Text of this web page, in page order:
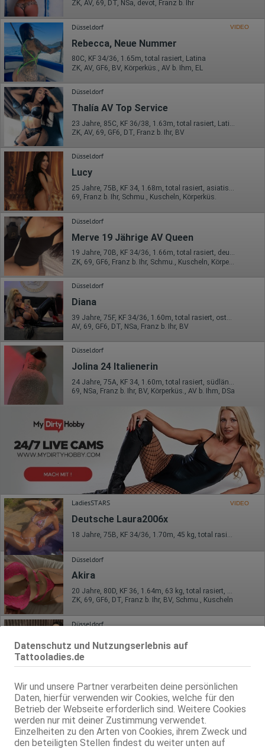
Datenschutz und Nutzungserlebnis auf
Tattooladies.de
Wir und unsere Partner verarbeiten deine persönlichen
Daten, hierfür verwenden wir Cookies, welche für den
Betrieb der Webseite erforderlich sind. Weitere Cookies
werden nur mit deiner Zustimmung verwendet.
Einzelheiten zu den Arten von Cookies, ihrem Zweck und
den beteiligten Stellen findest du weiter unten auf
ZK, AV, 69, DT, NSa, devot, Franz b. Ihr
Düsseldorf VIDEO
Rebecca, Neue Nummer
80C, KF 34/36, 1.65m, total rasiert, Latina
ZK, AV, GF6, BV, Körperküs., AV b. Ihm, EL
Düsseldorf
Thalía AV Top Service
ZK, AV, 69, GF6, DT, Franz b. Ihr, BV
Düsseldorf
Lucy
25 Jahre, 75B, KF 34, 1.68m, total rasiert, asiatisch
69, Franz b. Ihr, Schmu., Kuscheln, Körperküs.
Düsseldorf
Merve 19 Jährige AV Queen
19 Jahre, 70B, KF 34/36, 1.66m, total rasiert, deutsch
Düsseldorf
Diana
AV, 69, GF6, DT, NSa, Franz b. Ihr, BV
Düsseldorf
Jolina 24 Italienerin
24 Jahre, 75A, KF 34, 1.60m, total rasiert, südländisch
69, NSa, Franz b. Ihr, BV, Körperküs., AV b. Ihm, DSa
LadiesSTARS VIDEO
Deutsche Laura2006x
18 Jahre, 75B, KF 34/36, 1.70m, 45 kg, total rasiert, deutsch
Düsseldorf
Akira
20 Jahre, 80D, KF 36, 1.64m, 63 kg, total rasiert, asiatisch
ZK, 69, GF6, DT, Franz b. Ihr, BV, Schmu., Kuscheln
Düsseldorf
Linda
ZK, AV, 69, GF6, DT, NSa, NSp
Düsseldorf
Amoreisabel Besuchbar/Buero/Haus/Hotelbesuche
ZK, 69, GF6, NSa, NSp, Franz b. Ihr, BV